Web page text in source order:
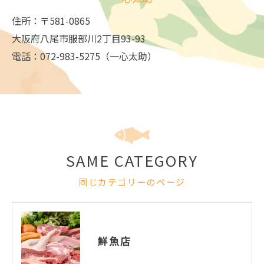
住所：〒581-0865
大阪府八尾市服部川2丁目93-93
電話：072-983-5275（一心太助）
同じカテゴリーのページ
SAME CATEGORY
鮮魚店